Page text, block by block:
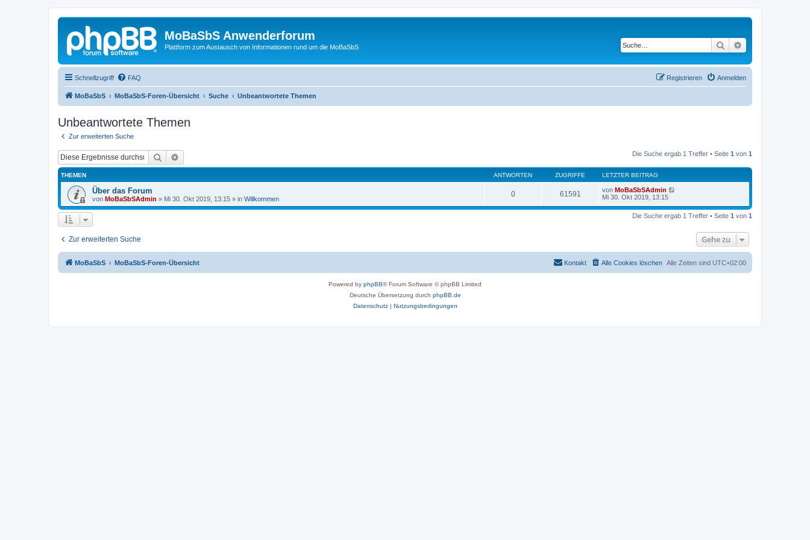
MoBaSbS Anwenderforum
Plattform zum Austausch von Informationen rund um die MoBaSbS Suche
Schnellzugriff FAQ Anmelden
Registrieren
MoBaSbS MoBaSbS-Foren-Übersicht Suche Unbeantwortete Themen
Unbeantwortete Themen
Zur erweiterten Suche
Suche Die Suche ergab 1 Treffer • Seite 1 von 1
THEMEN ANTWORTEN ZUGRIFFE LETZTER BEITRAG
Über das Forum
von MoBaSbSAdmin » Mi 30. Okt 2019, 13:15 » in Willkommen
0 61591 von MoBaSbSAdmin
Mi 30. Okt 2019, 13:15
Die Suche ergab 1 Treffer • Seite 1 von 1
Zur erweiterten Suche Gehe zu
MoBaSbS MoBaSbS-Foren-Übersicht Alle Zeiten sind UTC+02:00
Alle Cookies löschen
Kontakt
Powered by phpBB® Forum Software © phpBB Limited
Deutsche Übersetzung durch phpBB.de
Datenschutz| Nutzungsbedingungen